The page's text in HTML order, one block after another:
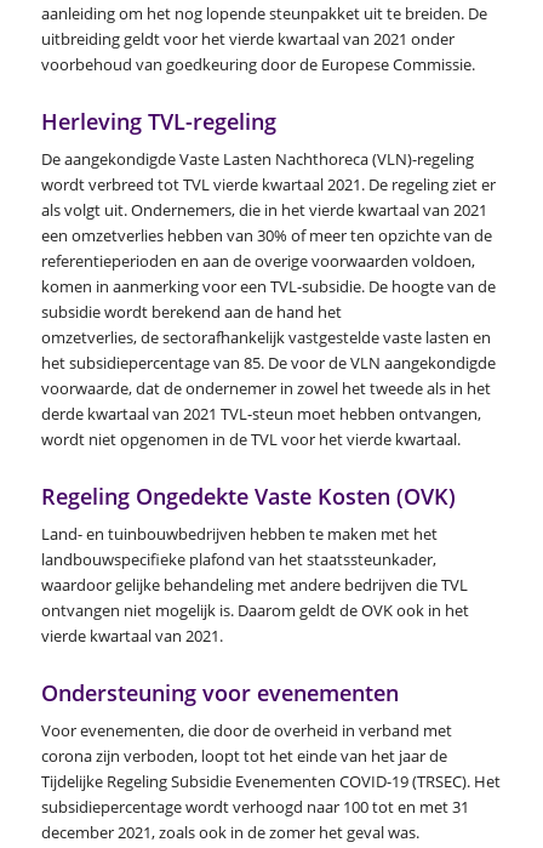
aanleiding om het nog lopende steunpakket uit te breiden. De
uitbreiding geldt voor het vierde kwartaal van 2021 onder
voorbehoud van goedkeuring door de Europese Commissie.
Herleving TVL-regeling
De aangekondigde Vaste Lasten Nachthoreca (VLN)-regeling
wordt verbreed tot TVL vierde kwartaal 2021. De regeling ziet er
als volgt uit. Ondernemers, die in het vierde kwartaal van 2021
een omzetverlies hebben van 30% of meer ten opzichte van de
referentieperioden en aan de overige voorwaarden voldoen,
komen in aanmerking voor een TVL-subsidie. De hoogte van de
subsidie wordt berekend aan de hand het
omzetverlies, de sectorafhankelijk vastgestelde vaste lasten en
het subsidiepercentage van 85. De voor de VLN aangekondigde
voorwaarde, dat de ondernemer in zowel het tweede als in het
derde kwartaal van 2021 TVL-steun moet hebben ontvangen,
wordt niet opgenomen in de TVL voor het vierde kwartaal.
Regeling Ongedekte Vaste Kosten (OVK)
Land- en tuinbouwbedrijven hebben te maken met het
landbouwspecifieke plafond van het staatssteunkader,
waardoor gelijke behandeling met andere bedrijven die TVL
ontvangen niet mogelijk is. Daarom geldt de OVK ook in het
vierde kwartaal van 2021.
Ondersteuning voor evenementen
Voor evenementen, die door de overheid in verband met
corona zijn verboden, loopt tot het einde van het jaar de
Tijdelijke Regeling Subsidie Evenementen COVID-19 (TRSEC). Het
subsidiepercentage wordt verhoogd naar 100 tot en met 31
december 2021, zoals ook in de zomer het geval was.